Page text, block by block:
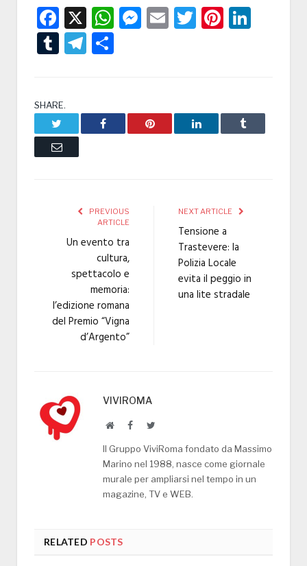
Facebook
X WhatsApp
Messenger
EmailTwitter
TumblrTelegram
SHARE.
Facebook Pinterest LinkedIn Tumblr
Email
PREVIOUS
ARTICLE
Un evento tra
cultura,
spettacolo e
memoria:
l’edizione romana
del Premio “Vigna
d’Argento”
NEXT ARTICLE
Tensione a
Trastevere: la
Polizia Locale
evita il peggio in
una lite stradale
VIVIROMA
WebsiteFacebookTwitter
Il Gruppo ViviRoma fondato da Massimo
Marino nel 1988, nasce come giornale
murale per ampliarsi nel tempo in un
magazine, TV e WEB.
RELATED POSTS